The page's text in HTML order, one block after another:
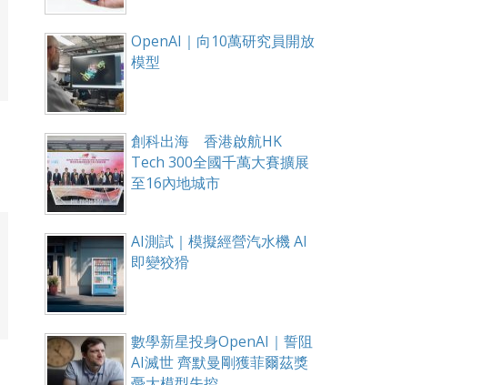
OpenAI｜向10萬研究員開放
模型
創科出海 香港啟航HK
Tech 300全國千萬大賽擴展
至16內地城市
AI測試｜模擬經營汽水機 AI
即變狡猾
數學新星投身OpenAI｜誓阻
AI滅世 齊默曼剛獲菲爾茲獎